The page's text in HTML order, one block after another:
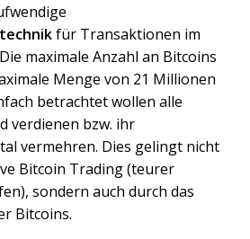
für Transaktionen im
maximale Anzahl an Bitcoins
Menge von 21 Millionen
betrachtet wollen alle
verdienen bzw. ihr
vermehren. Dies gelingt nicht
Bitcoin Trading (teurer
sondern auch durch das
Bitcoins.